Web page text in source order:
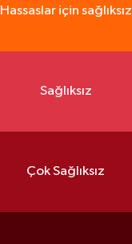
Hassaslar için sağlıksız
Sağlıksız
Çok Sağlıksız